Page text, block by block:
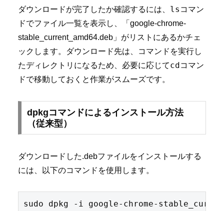
ダウンロードが完了したか確認するには、 ls コマン
ドでファイル一覧を表示し、「google-chrome-
stable_current_amd64.deb」がリストにあるかチェ
ックします。ダウンロード先は、コマンドを実行し
たディレクトリになるため、必要に応じてcdコマン
ドで移動しておくと作業がスムーズです。
dpkgコマンドによるインストール方法
（従来型）
ダウンロードした.debファイルをインストールする
には、以下のコマンドを使用します。